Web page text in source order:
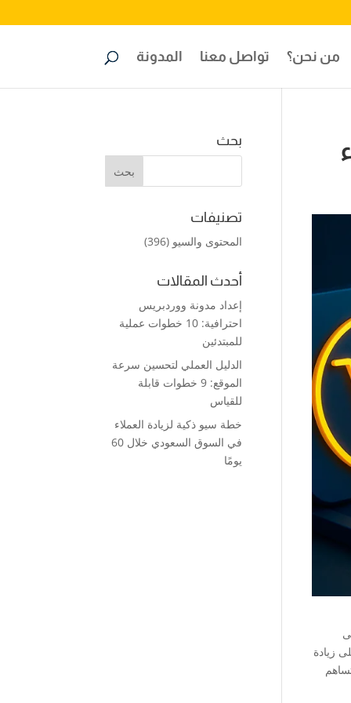
من نحن؟ تواصل معنا المدونة
زيادة
بحث
تصنيفات
المحتوى والسيو (396)
أحدث المقالات
إعداد مدونة ووردبريس
احترافية: 10 خطوات عملية
للمبتدئين
الدليل العملي لتحسين سرعة
الموقع: 9 خطوات قابلة
للقياس
خطة سيو ذكية لزيادة العملاء
في السوق السعودي خلال 60
يومًا